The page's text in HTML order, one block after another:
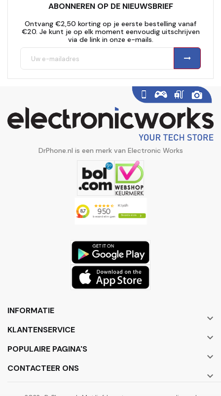
ABONNEREN OP DE NIEUWSBRIEF
Ontvang €2,50 korting op je eerste bestelling vanaf
€20. Je kunt je op elk moment eenvoudig uitschrijven
via de link in onze e-mails.
DrPhone.nl is een merk van Electronic Works
INFORMATIE

KLANTENSERVICE

POPULAIRE PAGINA'S

CONTACTEER ONS
